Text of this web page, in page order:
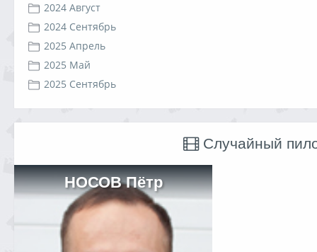
2024 Август
2024 Сентябрь
2025 Апрель
2025 Май
2025 Сентябрь
Случайный
НОСОВ Пётр